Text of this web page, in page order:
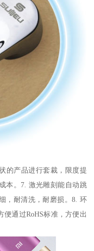
的产品进行套裁，限度提
本。7. 激光雕刻能自动跳
，耐清洗，耐磨损。8. 环
通过RoHS标准，方便出